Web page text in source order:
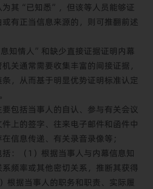
其“已知悉”，但该等人员能够证
有正当信息来源的，则可推翻前述
知情人”和缺少直接证据证明内幕
关通常需要收集丰富的间接证据，
，从而基于明显优势证明标准认定
包括当事人的自认、参与有关会议
上的签字、往来电子邮件和函件中
信息传递、有关录音录像等；
：（1）根据当事人与内幕信息知
频率或其他密切关系，推断其获得
根据当事人的职务和职责、实际履